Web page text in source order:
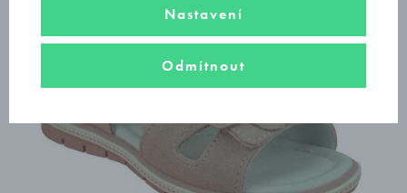
Nastavení
Odmítnout